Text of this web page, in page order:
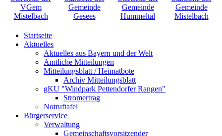
Startseite
Aktuelles
Aktuelles aus Bayern und der Welt
Amtliche Mitteilungen
Mitteilungsblatt / Heimatbote
Archiv Mitteilungsblatt
gKU "Windpark Pettendorfer Rangen"
Stromertrag
Notruftafel
Bürgerservice
Verwaltung
Gemeinschaftsvorsitzender